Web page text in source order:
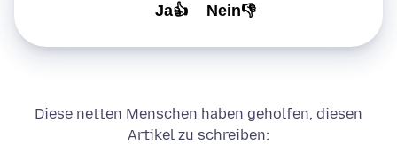
Ja👍 Nein👎
Diese netten Menschen haben geholfen, diesen
Artikel zu schreiben: